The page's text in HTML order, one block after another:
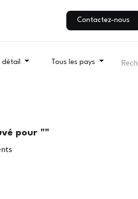
Contactez-nous Rendez-vous
Contactez-nous
détail Tous les pays
pour ""